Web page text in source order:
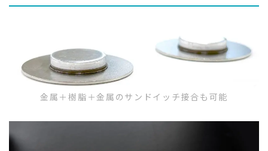
金属＋樹脂＋金属のサンドイッチ接合も可能